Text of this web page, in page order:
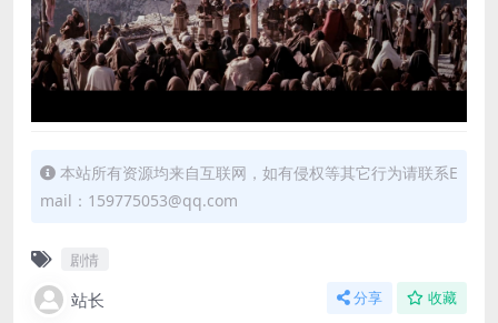
本站所有资源均来自互联网，如有侵权等其它行为请联系E
mail：159775053@qq.com
剧情
站长 分享 收藏